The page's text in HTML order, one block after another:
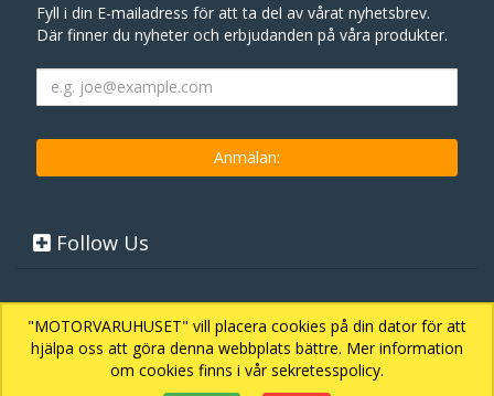
"MOTORVARUHUSET" vill placera cookies på din dator för att
hjälpa oss att göra denna webbplats bättre. Mer information
om cookies finns i vår sekretesspolicy.
Fyll i din E-mailadress för att ta del av vårat nyhetsbrev.
Där finner du nyheter och erbjudanden på våra produkter.
Follow Us